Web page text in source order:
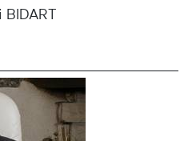
BIDART